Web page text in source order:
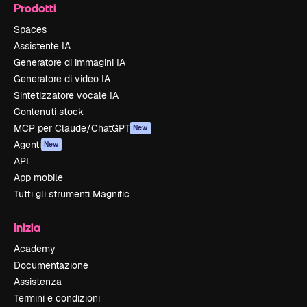
Prodotti
Spaces
Assistente IA
Generatore di immagini IA
Generatore di video IA
Sintetizzatore vocale IA
Contenuti stock
MCP per Claude/ChatGPT New
Agenti New
API
App mobile
Tutti gli strumenti Magnific
Inizia
Academy
Documentazione
Assistenza
Termini e condizioni